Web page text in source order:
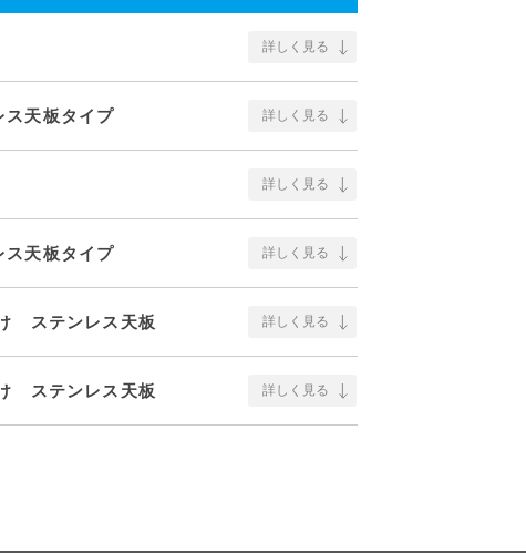
詳しく見る
天板タイプ 詳しく見る
詳しく見る
天板タイプ 詳しく見る
ステンレス天板 詳しく見る
ステンレス天板 詳しく見る